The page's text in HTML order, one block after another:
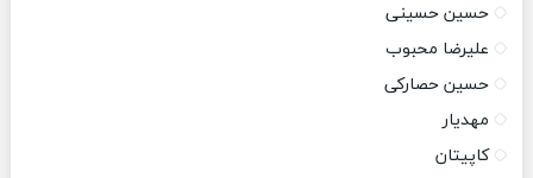
حسین حسینی
علیرضا محبوب
حسین حصارکی
مهدیار
کاپیتان